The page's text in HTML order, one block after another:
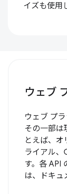
イズも使用
ウェブ
ウェブ プ
その一部は
とえば、オ
ライアル、
す。各 API
は、ドキュ